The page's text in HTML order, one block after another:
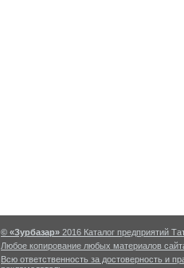
© «Зурбазар» 2016 Каталог предприятий
Любое копирование любых материалов
Всю ответственность за достоверность и